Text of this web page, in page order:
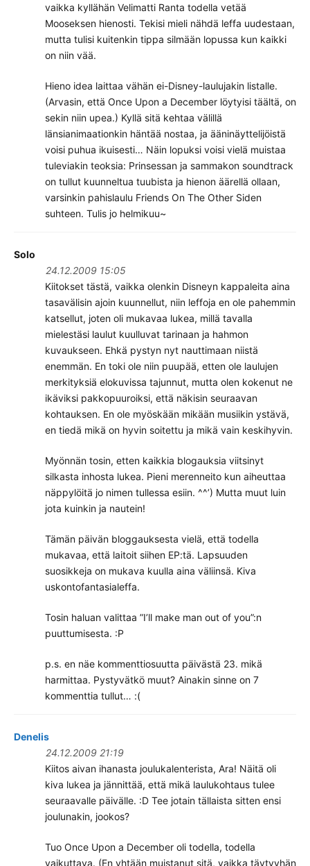
vaikka kyllähän Velimatti Ranta todella vetää
Mooseksen hienosti. Tekisi mieli nähdä leffa uudestaan,
mutta tulisi kuitenkin tippa silmään lopussa kun kaikki
on niin vää.
Hieno idea laittaa vähän ei-Disney-laulujakin listalle.
(Arvasin, että Once Upon a December löytyisi täältä, on
sekin niin upea.) Kyllä sitä kehtaa välillä
länsianimaationkin häntää nostaa, ja ääninäyttelijöistä
voisi puhua ikuisesti… Näin lopuksi voisi vielä muistaa
tuleviakin teoksia: Prinsessan ja sammakon soundtrack
on tullut kuunneltua tuubista ja hienon äärellä ollaan,
varsinkin pahislaulu Friends On The Other Siden
suhteen. Tulis jo helmikuu~
Solo
24.12.2009 15:05
Kiitokset tästä, vaikka olenkin Disneyn kappaleita aina
tasavälisin ajoin kuunnellut, niin leffoja en ole pahemmin
katsellut, joten oli mukavaa lukea, millä tavalla
mielestäsi laulut kuulluvat tarinaan ja hahmon
kuvaukseen. Ehkä pystyn nyt nauttimaan niistä
enemmän. En toki ole niin puupää, etten ole laulujen
merkityksiä elokuvissa tajunnut, mutta olen kokenut ne
ikäviksi pakkopuuroiksi, että näkisin seuraavan
kohtauksen. En ole myöskään mikään musiikin ystävä,
en tiedä mikä on hyvin soitettu ja mikä vain keskihyvin.
Myönnän tosin, etten kaikkia blogauksia viitsinyt
silkasta inhosta lukea. Pieni merenneito kun aiheuttaa
näppylöitä jo nimen tullessa esiin. ^^’) Mutta muut luin
jota kuinkin ja nautein!
Tämän päivän bloggauksesta vielä, että todella
mukavaa, että laitoit siihen EP:tä. Lapsuuden
suosikkeja on mukava kuulla aina väliinsä. Kiva
uskontofantasialeffa.
Tosin haluan valittaa ”I’ll make man out of you”:n
puuttumisesta. :P
p.s. en näe kommenttiosuutta päivästä 23. mikä
harmittaa. Pystyvätkö muut? Ainakin sinne on 7
kommenttia tullut… :(
Denelis
24.12.2009 21:19
Kiitos aivan ihanasta joulukalenterista, Ara! Näitä oli
kiva lukea ja jännittää, että mikä laulukohtaus tulee
seuraavalle päivälle. :D Tee jotain tällaista sitten ensi
joulunakin, jookos?
Tuo Once Upon a December oli todella, todella
vaikuttava. (En yhtään muistanut sitä, vaikka täytyyhän